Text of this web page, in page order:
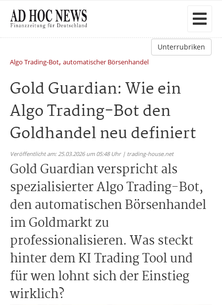
Unterrubriken
Algo Trading-Bot, automatischer Börsenhandel
Gold Guardian: Wie ein
Algo Trading-Bot den
Goldhandel neu definiert
Veröffentlicht am: 25.03.2026 um 05:48 Uhr | trading-house.net
Gold Guardian verspricht als
spezialisierter Algo Trading-Bot,
den automatischen Börsenhandel
im Goldmarkt zu
professionalisieren. Was steckt
hinter dem KI Trading Tool und
für wen lohnt sich der Einstieg
wirklich?